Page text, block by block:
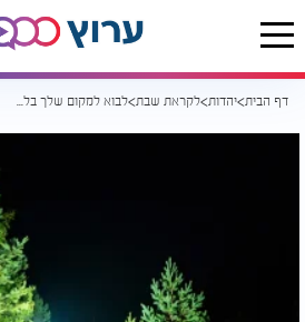
דף הבית יהדות לקראת שבת לבוא למקום שלך בלי לפחד ממנו